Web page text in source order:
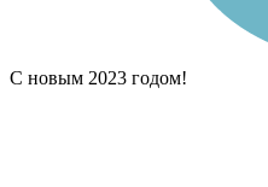
С новым 2023 годом!